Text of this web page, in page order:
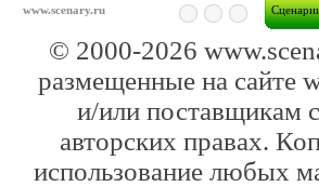
www.scenary.ru
© 2000-2026
размещенные на сайте
и/или поставщикам
авторских правах.
использование любых